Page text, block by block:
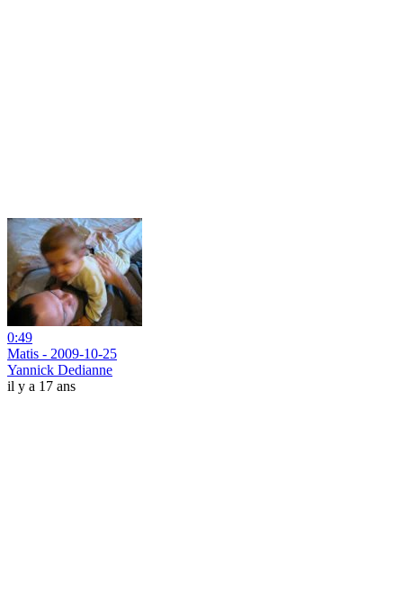
0:49
Matis - 2009-10-25
Yannick Dedianne
il y a 17 ans